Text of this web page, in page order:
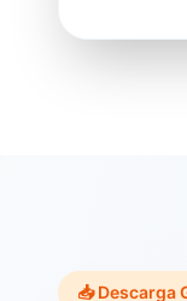
📥 Descarga